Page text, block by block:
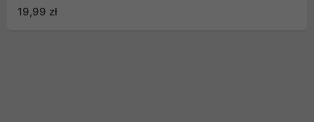
19,99 zł